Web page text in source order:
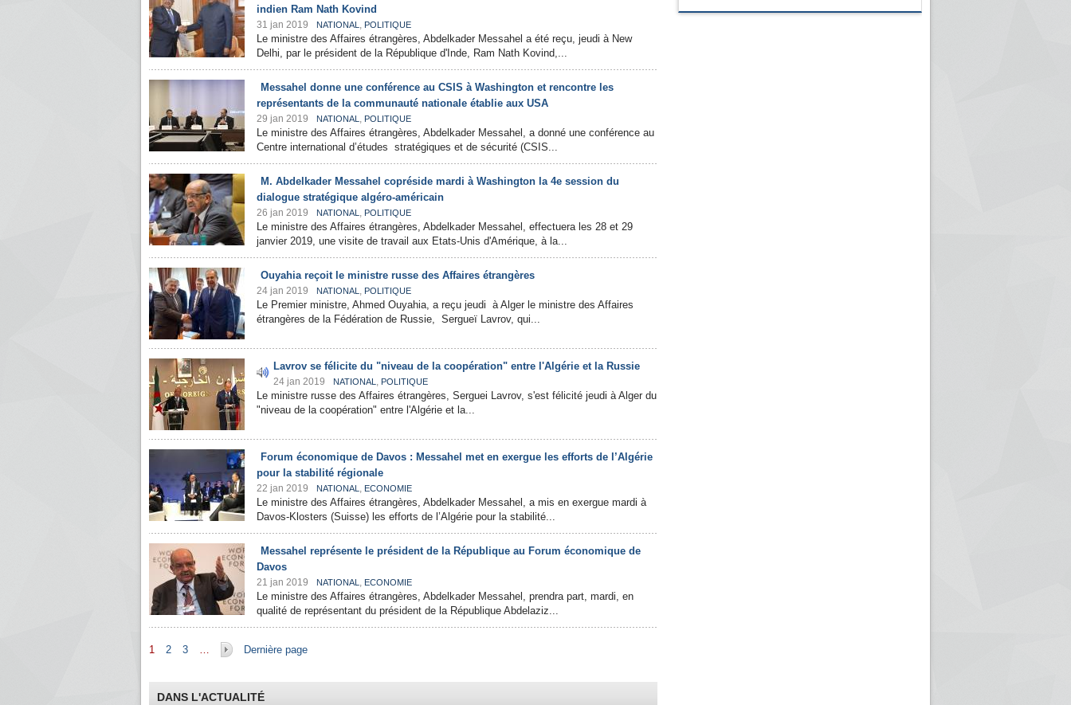
indien Ram Nath Kovind
31 jan 2019 NATIONAL , POLITIQUE
Le ministre des Affaires étrangères, Abdelkader Messahel a été reçu, jeudi à New
Delhi, par le président de la République d'Inde, Ram Nath Kovind,...
Messahel donne une conférence au CSIS à Washington et rencontre les
représentants de la communauté nationale établie aux USA
29 jan 2019 NATIONAL , POLITIQUE
Le ministre des Affaires étrangères, Abdelkader Messahel, a donné une conférence au
Centre international d’études stratégiques et de sécurité (CSIS...
M. Abdelkader Messahel copréside mardi à Washington la 4e session du
dialogue stratégique algéro-américain
26 jan 2019 NATIONAL , POLITIQUE
Le ministre des Affaires étrangères, Abdelkader Messahel, effectuera les 28 et 29
janvier 2019, une visite de travail aux Etats-Unis d'Amérique, à la...
Ouyahia reçoit le ministre russe des Affaires étrangères
24 jan 2019 NATIONAL , POLITIQUE
Le Premier ministre, Ahmed Ouyahia, a reçu jeudi à Alger le ministre des Affaires
étrangères de la Fédération de Russie, Sergueï Lavrov, qui...
Lavrov se félicite du "niveau de la coopération" entre l'Algérie et la Russie
24 jan 2019 NATIONAL , POLITIQUE
Le ministre russe des Affaires étrangères, Serguei Lavrov, s'est félicité jeudi à Alger du
"niveau de la coopération" entre l'Algérie et la...
Forum économique de Davos : Messahel met en exergue les efforts de l’Algérie
pour la stabilité régionale
22 jan 2019 NATIONAL , ECONOMIE
Le ministre des Affaires étrangères, Abdelkader Messahel, a mis en exergue mardi à
Davos-Klosters (Suisse) les efforts de l’Algérie pour la stabilité...
Messahel représente le président de la République au Forum économique de
Davos
21 jan 2019 NATIONAL , ECONOMIE
Le ministre des Affaires étrangères, Abdelkader Messahel, prendra part, mardi, en
qualité de représentant du président de la République Abdelaziz...
Pages
1 2 3 … Dernière page
DANS L'ACTUALITÉ